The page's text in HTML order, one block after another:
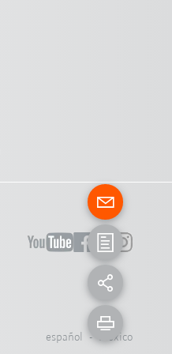
español - México